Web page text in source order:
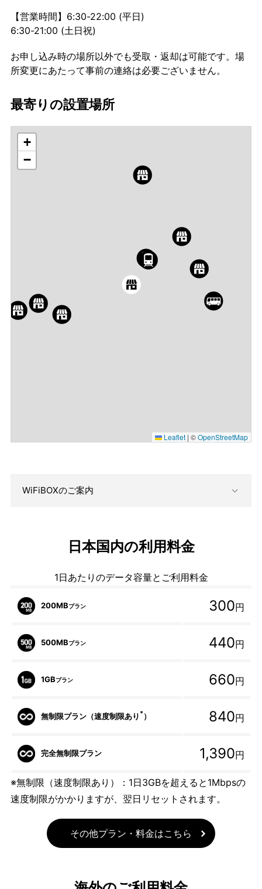
【営業時間】6:30-22:00 (平日)
6:30-21:00 (土日祝)
お申し込み時の場所以外でも受取・返却は可能です。場
所変更にあたって事前の連絡は必要ございません。
最寄りの設置場所
+
−
Leaflet | ©OpenStreetMap
WiFiBOXのご案内
日本国内の利用料金
1日あたりのデータ容量とご利用料金
200MBプラン 300円
500MBプラン 440円
1GBプラン 660円
無制限プラン（速度制限あり * ） 840円
完全無制限プラン 1,390円
※無制限（速度制限あり）：1日3GBを超えると1Mbpsの
速度制限がかかりますが、翌日リセットされます。
その他プラン・料金はこちら